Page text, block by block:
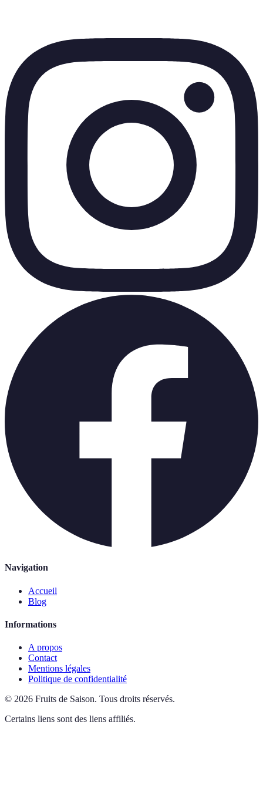
Navigation
Accueil
Blog
Informations
A propos
Contact
Mentions légales
Politique de confidentialité
© 2026 Fruits de Saison. Tous droits réservés.
Certains liens sont des liens affiliés.